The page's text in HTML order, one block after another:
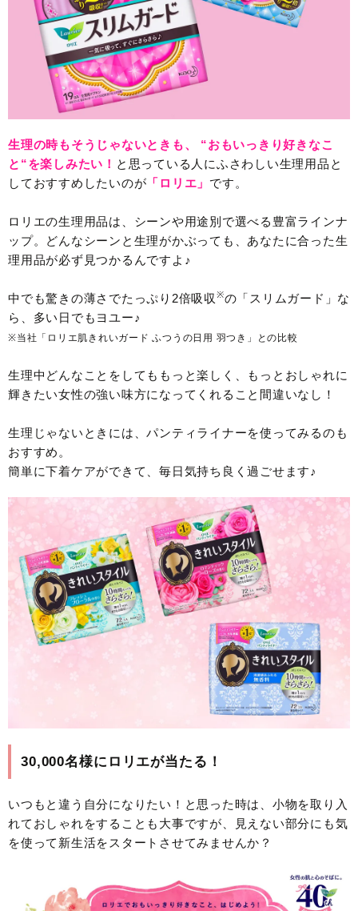
生理の時もそうじゃないときも、 “おもいっきり好きなこ
と“を楽しみたい！ と思っている人にふさわしい生理用品と
しておすすめしたいのが 「ロリエ」 です。
ロリエの生理用品は、シーンや用途別で選べる豊富ラインナ
ップ。どんなシーンと生理がかぶっても、あなたに合った生
理用品が必ず見つかるんですよ♪
中でも驚きの薄さでたっぷり2倍吸収 ※の「スリムガード」な
ら、多い日でもヨユー♪
※当社「ロリエ肌きれいガード ふつうの日用 羽つき」との比較
生理中どんなことをしてももっと楽しく、もっとおしゃれに
輝きたい女性の強い味方になってくれること間違いなし！
生理じゃないときには、パンティライナーを使ってみるのも
おすすめ。
簡単に下着ケアができて、毎日気持ち良く過ごせます♪
30,000名様にロリエが当たる！
いつもと違う自分になりたい！と思った時は、小物を取り入
れておしゃれをすることも大事ですが、見えない部分にも気
を使って新生活をスタートさせてみませんか？